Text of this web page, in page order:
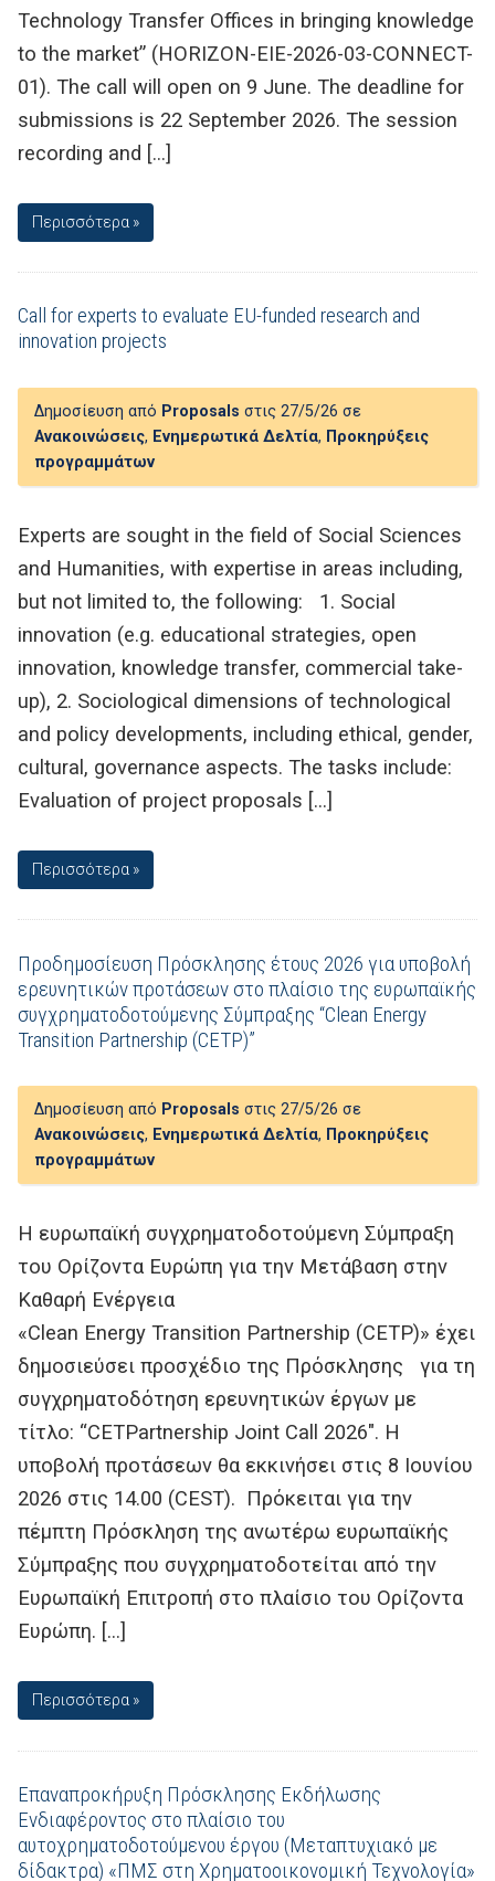
Technology Transfer Offices in bringing knowledge
to the market” (HORIZON-EIE-2026-03-CONNECT-
01). The call will open on 9 June. The deadline for
submissions is 22 September 2026. The session
recording and […]
Περισσότερα »
Call for experts to evaluate EU-funded research and
innovation projects
Δημοσίευση από Proposals στις 27/5/26 σε
Ανακοινώσεις, Ενημερωτικά Δελτία, Προκηρύξεις
προγραμμάτων
Experts are sought in the field of Social Sciences
and Humanities, with expertise in areas including,
but not limited to, the following: 1. Social
innovation (e.g. educational strategies, open
innovation, knowledge transfer, commercial take-
up), 2. Sociological dimensions of technological
and policy developments, including ethical, gender,
cultural, governance aspects. The tasks include:
Evaluation of project proposals […]
Περισσότερα »
Προδημοσίευση Πρόσκλησης έτους 2026 για υποβολή
ερευνητικών προτάσεων στο πλαίσιο της ευρωπαϊκής
συγχρηματοδοτούμενης Σύμπραξης “Clean Energy
Transition Partnership (CETP)”
Δημοσίευση από Proposals στις 27/5/26 σε
Ανακοινώσεις, Ενημερωτικά Δελτία, Προκηρύξεις
προγραμμάτων
H ευρωπαϊκή συγχρηματοδοτούμενη Σύμπραξη
του Ορίζοντα Ευρώπη για την Μετάβαση στην
Καθαρή Ενέργεια
«Clean Energy Transition Partnership (CETP)» έχει
δημοσιεύσει προσχέδιο της Πρόσκλησης για τη
συγχρηματοδότηση ερευνητικών έργων με
τίτλο: “CETPartnership Joint Call 2026″. Η
υποβολή προτάσεων θα εκκινήσει στις 8 Ιουνίου
2026 στις 14.00 (CEST). Πρόκειται για την
πέμπτη Πρόσκληση της ανωτέρω ευρωπαϊκής
Σύμπραξης που συγχρηματοδοτείται από την
Ευρωπαϊκή Επιτροπή στο πλαίσιο του Ορίζοντα
Ευρώπη. […]
Περισσότερα »
Επαναπροκήρυξη Πρόσκλησης Εκδήλωσης
Ενδιαφέροντος στο πλαίσιο του
αυτοχρηματοδοτούμενου έργου (Μεταπτυχιακό με
δίδακτρα) «ΠΜΣ στη Χρηματοοικονομική Τεχνολογία»